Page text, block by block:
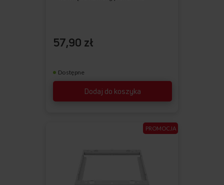
Dodaj do koszyka
57,90 zł
Dostępne
PROMOCJA